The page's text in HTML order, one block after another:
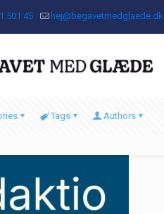
501 45 hej@begavetmedglaede.dk
Tags Authors